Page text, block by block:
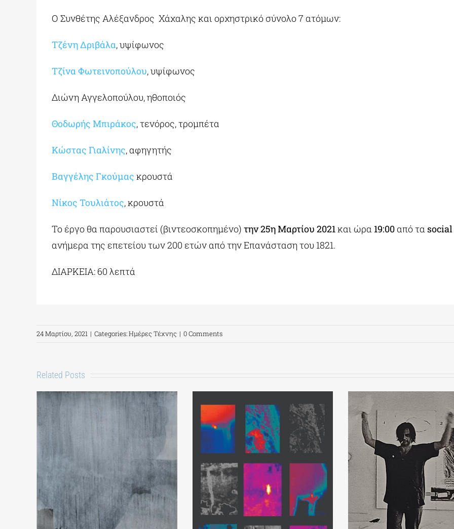
Ο Συνθέτης Αλέξανδρος Χάχαλης και ορχηστρικό σύνολο 7 ατόμων:
Τζένη Δριβάλα, υψίφωνος
Τζίνα Φωτεινοπούλου, υψίφωνος
Διώνη Αγγελοπούλου, ηθοποιός
Θοδωρής Μπιράκος, τενόρος, τρομπέτα
Κώστας Γιαλίνης, αφηγητής
Βαγγέλης Γκούμας κρουστά
Νίκος Τουλιάτος, κρουστά
Το έργο θα παρουσιαστεί (βιντεοσκοπημένο) την 25η Μαρτίου 2021και ώρα 19:00 από τα social
ανήμερα της επετείου των 200 ετών από την Επανάσταση του 1821.
ΔΙΑΡΚΕΙΑ: 60 λεπτά
24 Μαρτίου, 2021 | Categories:Ημέρες Τέχνης | 0 Comments
Related Posts